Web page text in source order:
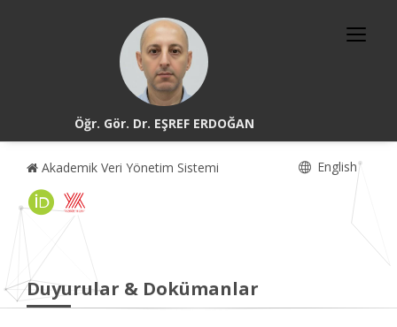
Öğr. Gör. Dr. EŞREF ERDOĞAN
Akademik Veri Yönetim Sistemi English
Duyurular & Dokümanlar